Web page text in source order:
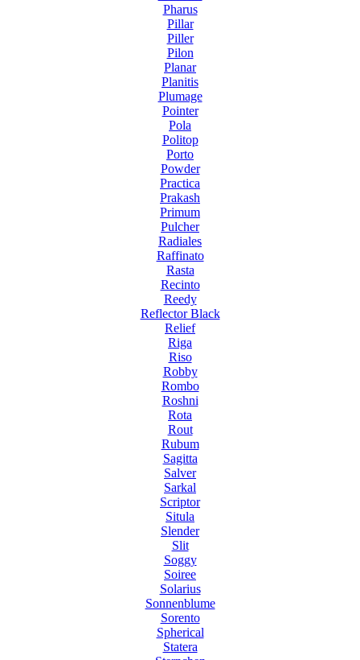
Pharus
Pillar
Piller
Pilon
Planar
Planitis
Plumage
Pointer
Pola
Politop
Porto
Powder
Practica
Prakash
Primum
Pulcher
Radiales
Raffinato
Rasta
Recinto
Reedy
Reflector Black
Relief
Riga
Riso
Robby
Rombo
Roshni
Rota
Rout
Rubum
Sagitta
Salver
Sarkal
Scriptor
Situla
Slender
Slit
Soggy
Soiree
Solarius
Sonnenblume
Sorento
Spherical
Statera